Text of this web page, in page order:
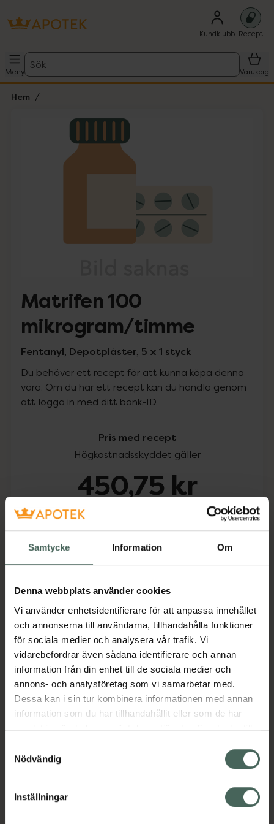
Samtycke Information Om
Denna webbplats använder cookies
Vi använder enhetsidentifierare för att anpassa innehållet
och annonserna till användarna, tillhandahålla funktioner
för sociala medier och analysera vår trafik. Vi
vidarebefordrar även sådana identifierare och annan
information från din enhet till de sociala medier och
annons- och analysföretag som vi samarbetar med.
Dessa kan i sin tur kombinera informationen med annan
information som du har tillhandahållit eller som de har
samlat in när du har använt deras tjänster. Samtycke till
återkalla ditt samtycke via webbplatsens
cookieinställningar. Ett återkallat samtycke påverkar inte
lagligheten av behandling som skett innan återkallelsen.
Nödvändig
Inställningar
Kundklubb Recept
Meny
Sök
Varukorg
Hem
Lista: . Innehåller 1 objekt.
Matrifen 100
mikrogram/timme
Fentanyl, Depotplåster, 5 x 1 styck
Du behöver ett recept för att kunna köpa denna
vara. Om du har ett recept kan du handla genom
att logga in med ditt bank-ID.
Pris med recept
Högkostnadsskyddet gäller
450,75 kr
Köp via ditt recept
Aktuella erbjudanden
Beskrivning Dölj
Läs alltid bipacksedeln innan
användning.
EAN:07046260241947
Bipacksedel från FASS Visa